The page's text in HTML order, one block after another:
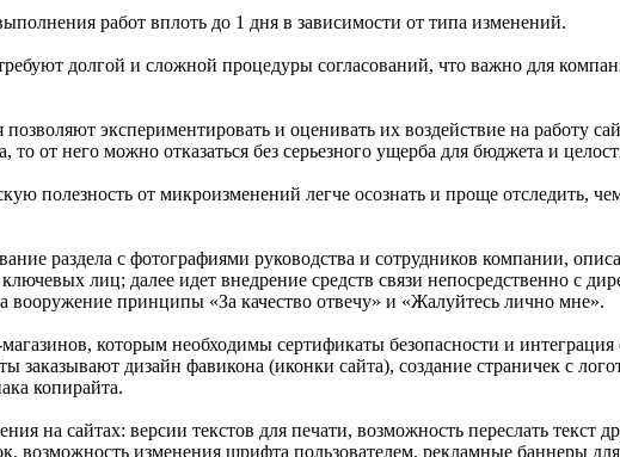
работ вплоть до 1 дня в зависимости от типа изменений.
долгой и сложной процедуры согласований, что важно для
экспериментировать и оценивать их воздействие на работу
от него можно отказаться без серьезного ущерба для бюджета и
полезность от микроизменений легче осознать и проще отследить,
раздела с фотографиями руководства и сотрудников компании,
лиц; далее идет внедрение средств связи непосредственно с
вооружение принципы «За качество отвечу» и «Жалуйтесь лично мне».
которым необходимы сертификаты безопасности и
заказывают дизайн фавикона (иконки сайта), создание страничек с
копирайта.
на сайтах: версии текстов для печати, возможность переслать текст
возможность изменения шрифта пользователем, рекламные баннеры